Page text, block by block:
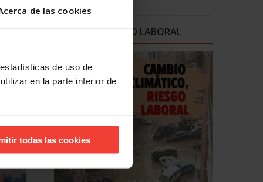
de las cookies
de uso de
en la parte inferior de
todas las cookies
CAMPAÑAS SALUD LABORAL